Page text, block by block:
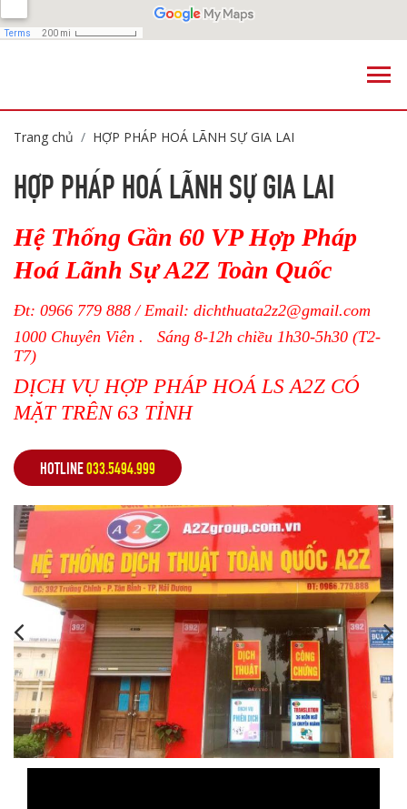
Trang chủ HỢP PHÁP HOÁ LÃNH SỰ GIA LAI
HỢP PHÁP HOÁ LÃNH SỰ GIA LAI
Hệ Thống Gần 60 VP Hợp Pháp
Hoá Lãnh Sự A2Z Toàn Quốc
Đt: 0966 779 888 / Email: dichthuata2z2@gmail.com
1000 Chuyên Viên . Sáng 8-12h chiều 1h30-5h30 (T2-
T7)
DỊCH VỤ HỢP PHÁP HOÁ LS A2Z CÓ
MẶT TRÊN 63 TỈNH
HOTLINE033.5494.999
,,,,,,,